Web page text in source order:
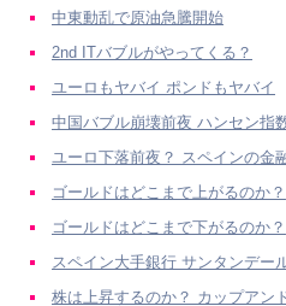
中東動乱で原油急騰開始
2nd ITバブルがやってくる？
ユーロもヤバイ ポンドもヤバイ
中国バブル崩壊前夜 ハンセン指
ユーロ下落前夜？ スペインの金
ゴールドはどこまで上がるのか？
ゴールドはどこまで下がるのか？
スペイン大手銀行 サンタンデー
株は上昇するのか？ カップアン